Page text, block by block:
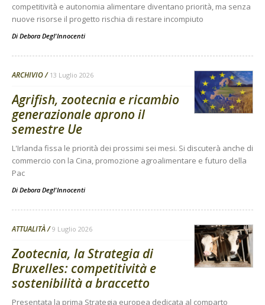
competitività e autonomia alimentare diventano priorità, ma senza
nuove risorse il progetto rischia di restare incompiuto
Di Debora Degl'Innocenti
ARCHIVIO 13 Luglio 2026
Agrifish, zootecnia e ricambio
generazionale aprono il
semestre Ue
L'Irlanda fissa le priorità dei prossimi sei mesi. Si discuterà anche di
commercio con la Cina, promozione agroalimentare e futuro della
Pac
Di Debora Degl'Innocenti
ATTUALITÀ 9 Luglio 2026
Zootecnia, la Strategia di
Bruxelles: competitività e
sostenibilità a braccetto
Presentata la prima Strategia europea dedicata al comparto